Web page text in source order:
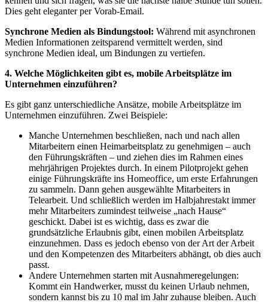
Dies geht eleganter per Vorab-Email.
Synchrone Medien als Bindungstool: Während mit asynchronen
Medien Informationen zeitsparend vermittelt werden, sind
synchrone Medien ideal, um Bindungen zu vertiefen.
4. Welche Möglichkeiten gibt es, mobile Arbeitsplätze im
Unternehmen einzuführen?
Es gibt ganz unterschiedliche Ansätze, mobile Arbeitsplätze im
Unternehmen einzuführen. Zwei Beispiele:
Manche Unternehmen beschließen, nach und nach allen
Mitarbeitern einen Heimarbeitsplatz zu genehmigen – auch
den Führungskräften – und ziehen dies im Rahmen eines
mehrjährigen Projektes durch. In einem Pilotprojekt gehen
einige Führungskräfte ins Homeoffice, um erste Erfahrungen
zu sammeln. Dann gehen ausgewählte Mitarbeiters in
Telearbeit. Und schließlich werden im Halbjahrestakt immer
mehr Mitarbeiters zumindest teilweise „nach Hause“
geschickt. Dabei ist es wichtig, dass es zwar die
grundsätzliche Erlaubnis gibt, einen mobilen Arbeitsplatz
einzunehmen. Dass es jedoch ebenso von der Art der Arbeit
und den Kompetenzen des Mitarbeiters abhängt, ob dies auch
passt.
Andere Unternehmen starten mit Ausnahmeregelungen:
Kommt ein Handwerker, musst du keinen Urlaub nehmen,
sondern kannst bis zu 10 mal im Jahr zuhause bleiben. Auch